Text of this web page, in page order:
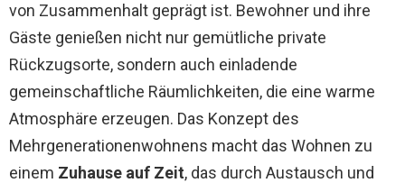
von Zusammenhalt geprägt ist. Bewohner und ihre
Gäste genießen nicht nur gemütliche private
Rückzugsorte, sondern auch einladende
gemeinschaftliche Räumlichkeiten, die eine warme
Atmosphäre erzeugen. Das Konzept des
Mehrgenerationenwohnens macht das Wohnen zu
einem Zuhause auf Zeit, das durch Austausch und